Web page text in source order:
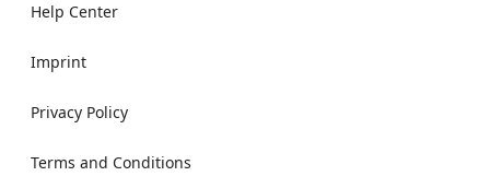
Help Center
Imprint
Privacy Policy
Terms and Conditions